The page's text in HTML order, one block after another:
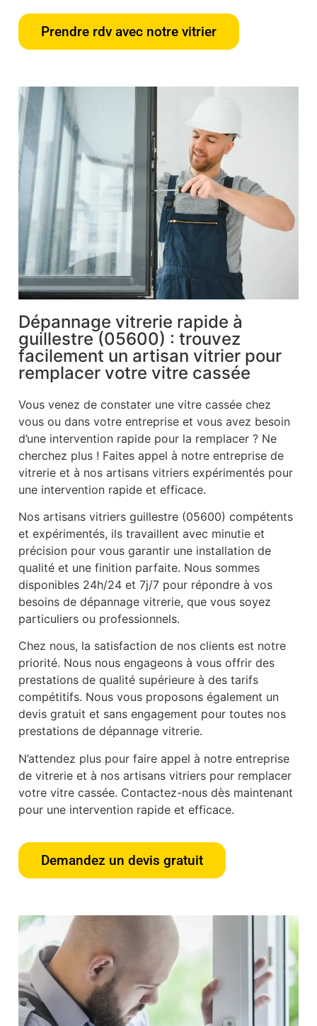
Prendre rdv avec notre vitrier
Dépannage vitrerie rapide à
guillestre (05600) : trouvez
facilement un artisan vitrier pour
remplacer votre vitre cassée
Vous venez de constater une vitre cassée chez
vous ou dans votre entreprise et vous avez besoin
d’une intervention rapide pour la remplacer ? Ne
cherchez plus ! Faites appel à notre entreprise de
vitrerie et à nos artisans vitriers expérimentés pour
une intervention rapide et efficace.
Nos artisans vitriers guillestre (05600) compétents
et expérimentés, ils travaillent avec minutie et
précision pour vous garantir une installation de
qualité et une finition parfaite. Nous sommes
disponibles 24h/24 et 7j/7 pour répondre à vos
besoins de dépannage vitrerie, que vous soyez
particuliers ou professionnels.
Chez nous, la satisfaction de nos clients est notre
priorité. Nous nous engageons à vous offrir des
prestations de qualité supérieure à des tarifs
compétitifs. Nous vous proposons également un
devis gratuit et sans engagement pour toutes nos
prestations de dépannage vitrerie.
N’attendez plus pour faire appel à notre entreprise
de vitrerie et à nos artisans vitriers pour remplacer
votre vitre cassée. Contactez-nous dès maintenant
pour une intervention rapide et efficace.
Demandez un devis gratuit